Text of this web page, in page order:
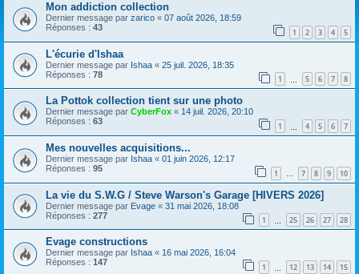
Mon addiction collection
Dernier message par zarico « 07 août 2026, 18:59
Réponses : 43 1 2 3 4 5
L'écurie d'Ishaa
Dernier message par Ishaa « 25 juil. 2026, 18:35
Réponses : 78 1 5 6 7 8
La Pottok collection tient sur une photo
Dernier message par CyberFox « 14 juil. 2026, 20:10
Réponses : 63 1 4 5 6 7
Mes nouvelles acquisitions...
Dernier message par Ishaa « 01 juin 2026, 12:17
Réponses : 95 1 … 7 8 9 10
La vie du S.W.G / Steve Warson's Garage [HIVERS 2026]
Dernier message par Evage « 31 mai 2026, 18:08
Réponses : 277 1 25 26 27 28
Evage constructions
Dernier message par Ishaa « 16 mai 2026, 16:04
Réponses : 147 1 12 13 14 15